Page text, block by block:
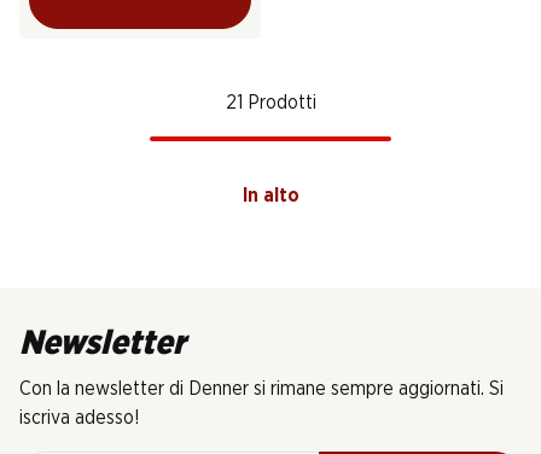
21 Prodotti
In alto
Newsletter
Con la newsletter di Denner si rimane sempre aggiornati. Si
iscriva adesso!